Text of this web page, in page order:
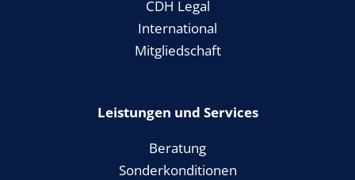
CDH Legal
International
Mitgliedschaft
Leistungen und Services
Beratung
Sonderkonditionen